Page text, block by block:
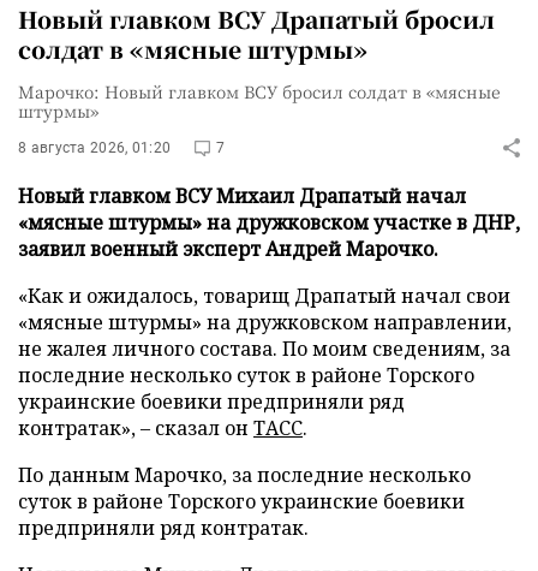
Новый главком ВСУ Драпатый бросил
солдат в «мясные штурмы»
Марочко: Новый главком ВСУ бросил солдат в «мясные
штурмы»
8 августа 2026, 01:20 7
Новый главком ВСУ Михаил Драпатый начал
«мясные штурмы» на дружковском участке в ДНР,
заявил военный эксперт Андрей Марочко.
«Как и ожидалось, товарищ Драпатый начал свои
«мясные штурмы» на дружковском направлении,
не жалея личного состава. По моим сведениям, за
последние несколько суток в районе Торского
украинские боевики предприняли ряд
контратак», – сказал он ТАСС.
По данным Марочко, за последние несколько
суток в районе Торского украинские боевики
предприняли ряд контратак.